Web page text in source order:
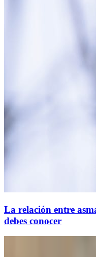
La relación entre
debes conocer